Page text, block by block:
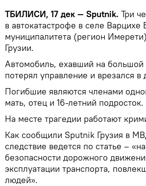
ТБИЛИСИ, 17 дек — Sputnik. Три
в автокатастрофе в селе Варцихе
муниципалитета (регион
Грузии.
Автомобиль, ехавший на большой
потерял управление и врезался в
Погибшие являются членами
мать, отец и 16-летний подросток.
На месте трагедии работают
Как сообщили Sputnik Грузия в
следствие ведется по статье –
безопасности дорожного
эксплуатации транспорта,
людей».